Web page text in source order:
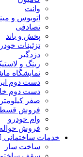
وانت
اتوبوس و
تصادفی
پخش و باند
تزئینات
دزدگیر
رینگ و
نمایشگاه
دست دوم
دست دوم
صفر کیلومتر
فروش
وام خودرو
فروش حواله
خدمات ساختمانی
ساخت ساز